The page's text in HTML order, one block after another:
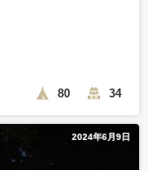
80 34
2024年6月9日